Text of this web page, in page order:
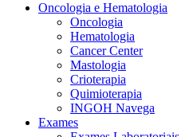
Oncologia e Hematologia
Oncologia
Hematologia
Cancer Center
Mastologia
Crioterapia
Quimioterapia
INGOH Navega
Exames